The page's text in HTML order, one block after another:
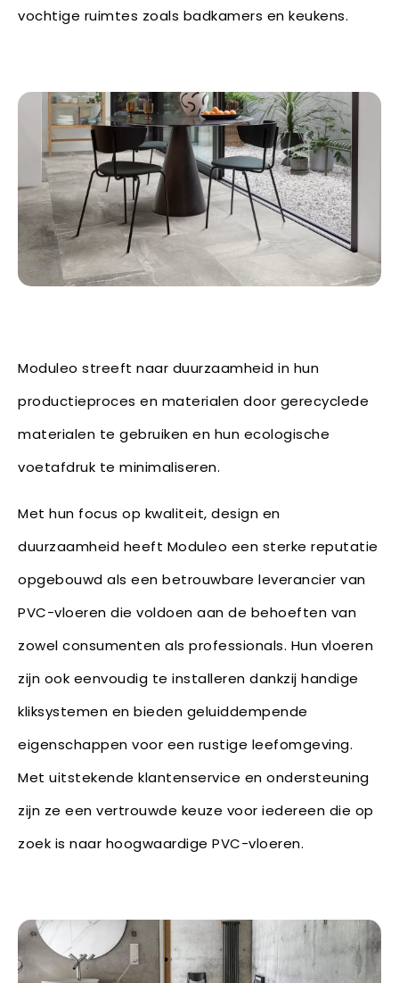
vochtige ruimtes zoals badkamers en keukens.
Moduleo streeft naar duurzaamheid in hun
productieproces en materialen door gerecyclede
materialen te gebruiken en hun ecologische
voetafdruk te minimaliseren.
Met hun focus op kwaliteit, design en
duurzaamheid heeft Moduleo een sterke reputatie
opgebouwd als een betrouwbare leverancier van
PVC-vloeren die voldoen aan de behoeften van
zowel consumenten als professionals. Hun vloeren
zijn ook eenvoudig te installeren dankzij handige
kliksystemen en bieden geluiddempende
eigenschappen voor een rustige leefomgeving.
Met uitstekende klantenservice en ondersteuning
zijn ze een vertrouwde keuze voor iedereen die op
zoek is naar hoogwaardige PVC-vloeren.